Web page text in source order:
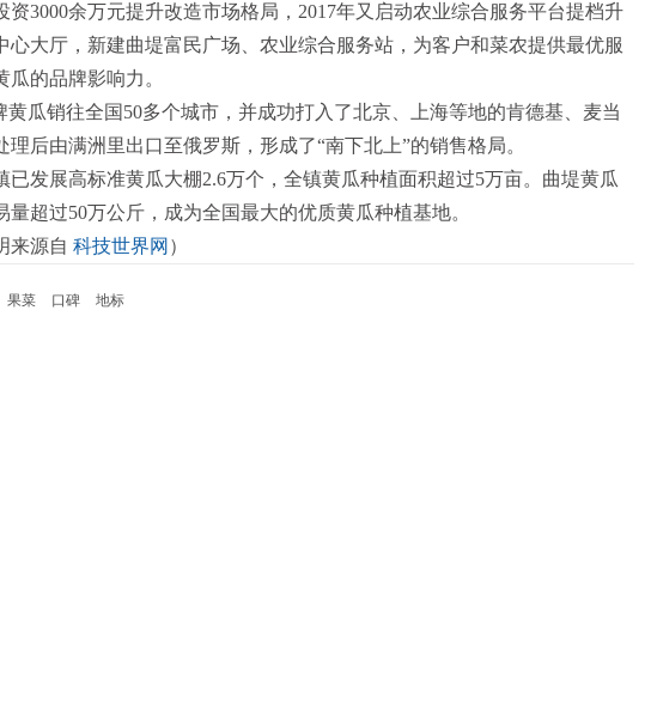
资3000余万元提升改造市场格局，2017年又启动农业综合服务平台提档升
心大厅，新建曲堤富民广场、农业综合服务站，为客户和菜农提供最优服
的品牌影响力。
黄瓜销往全国50多个城市，并成功打入了北京、上海等地的肯德基、麦当
理后由满洲里出口至俄罗斯，形成了“南下北上”的销售格局。
已发展高标准黄瓜大棚2.6万个，全镇黄瓜种植面积超过5万亩。曲堤黄瓜
量超过50万公斤，成为全国最大的优质黄瓜种植基地。
来源自 科技世界网 ）
果菜 口碑 地标